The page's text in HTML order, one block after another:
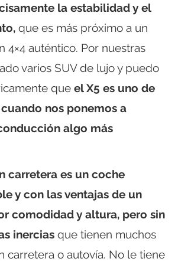
la estabilidad y el
que es más próximo a un
4×4 auténtico. Por nuestras
varios SUV de lujo y puedo
que el X5 es uno de
nos ponemos a
algo más
carretera es un coche
y con las ventajas de un
comodidad y altura, pero sin
inercias que tienen muchos
carretera o autovía. No le tiene